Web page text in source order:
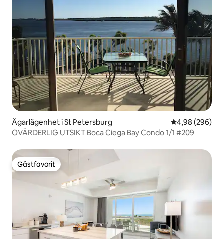
Ägarlägenhet i St Petersburg 4,98 av 5 i
4,98 (296)
OVÄRDERLIG UTSIKT Boca Ciega Bay Condo 1/1 #209
Gästfavorit
Gästfavorit